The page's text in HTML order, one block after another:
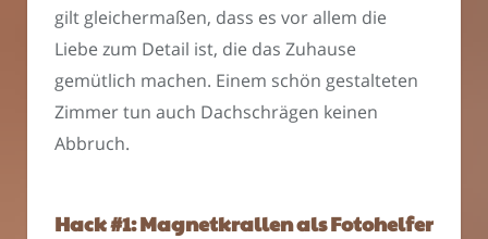
gilt gleichermaßen, dass es vor allem die
Liebe zum Detail ist, die das Zuhause
gemütlich machen. Einem schön gestalteten
Zimmer tun auch Dachschrägen keinen
Abbruch.
Hack #1: Magnetkrallen als Fotohelfer